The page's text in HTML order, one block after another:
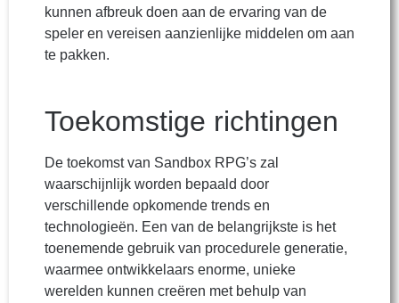
kunnen afbreuk doen aan de ervaring van de
speler en vereisen aanzienlijke middelen om aan
te pakken.
Toekomstige richtingen
De toekomst van Sandbox RPG’s zal
waarschijnlijk worden bepaald door
verschillende opkomende trends en
technologieën. Een van de belangrijkste is het
toenemende gebruik van procedurele generatie,
waarmee ontwikkelaars enorme, unieke
werelden kunnen creëren met behulp van